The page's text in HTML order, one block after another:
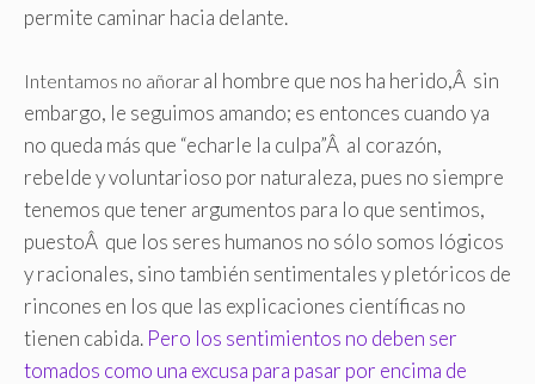
permite caminar hacia delante.
Intentamos no añorar al hombre que nos ha herido,Â sin
embargo, le seguimos amando; es entonces cuando ya
no queda más que “echarle la culpa”Â al corazón,
rebelde y voluntarioso por naturaleza, pues no siempre
tenemos que tener argumentos para lo que sentimos,
puestoÂ que los seres humanos no sólo somos lógicos
y racionales, sino también sentimentales y pletóricos de
rincones en los que las explicaciones científicas no
tienen cabida. Pero los sentimientos no deben ser
tomados como una excusa para pasar por encima de